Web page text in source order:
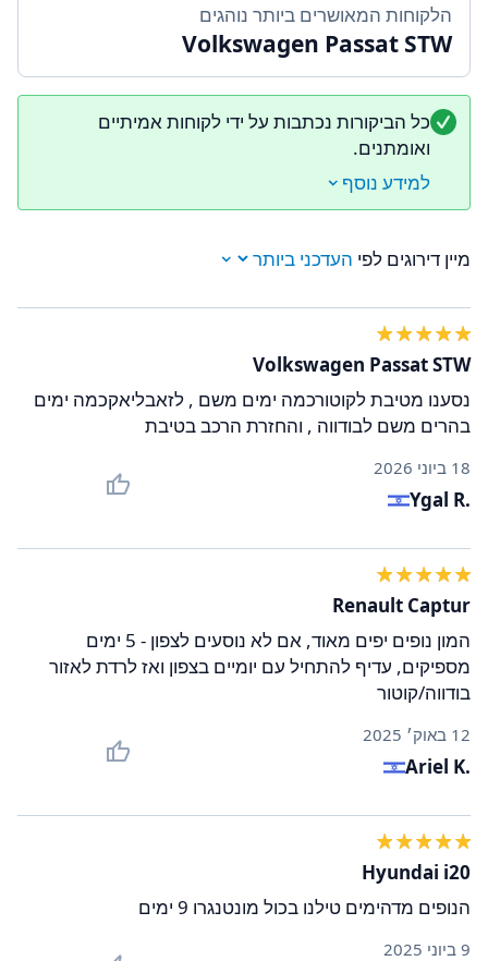
הלקוחות המאושרים ביותר נוהגים
Volkswagen Passat STW
כל הביקורות נכתבות על ידי לקוחות אמיתיים
ואומתנים.
למידע נוסף
מיין דירוגים לפי
18 ביוני 2026
Ygal R.
Volkswagen Passat STW
נסענו מטיבת לקוטורכמה ימים משם , לזאבליאקכמה ימים
בהרים משם לבודווה , והחזרת הרכב בטיבת
12 באוק׳ 2025
Ariel K.
Renault Captur
המון נופים יפים מאוד, אם לא נוסעים לצפון - 5 ימים
מספיקים, עדיף להתחיל עם יומיים בצפון ואז לרדת לאזור
בודווה/קוטור
9 ביוני 2025
Hyundai i20
הנופים מדהימים טילנו בכול מונטנגרו 9 ימים